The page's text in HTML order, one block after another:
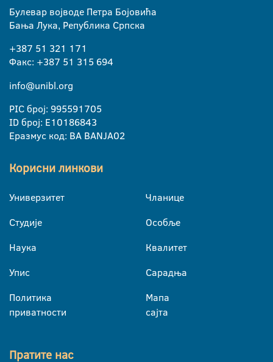
Булевар војводе Петра Бојовића
Бања Лука, Република Српска
+387 51 321 171
Факс: +387 51 315 694
info@unibl.org
PIC број: 995591705
ID број: E10186843
Еразмус код: BA BANJA02
Корисни линкови
Универзитет
Студије
Наука
Упис
Политика
приватности
Чланице
Особље
Квалитет
Сарадња
Мапа
сајта
Пратите нас